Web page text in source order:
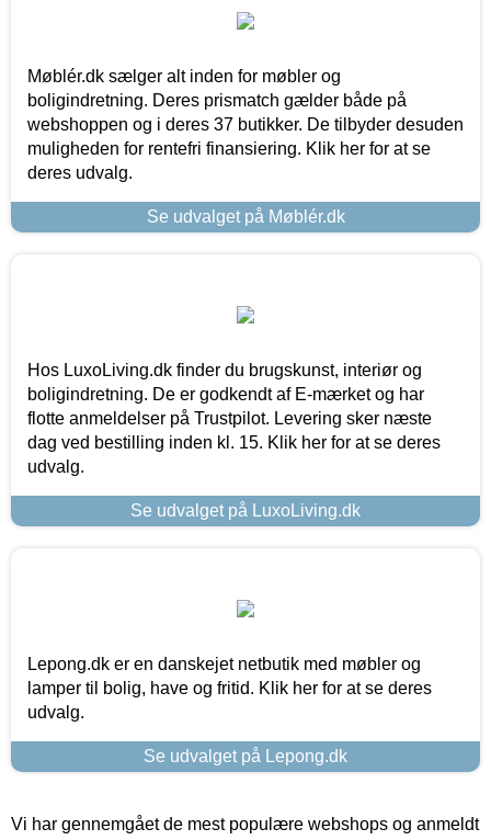
Møblér.dk sælger alt inden for møbler og
boligindretning. Deres prismatch gælder både på
webshoppen og i deres 37 butikker. De tilbyder desuden
muligheden for rentefri finansiering. Klik her for at se
deres udvalg.
Se udvalget på Møblér.dk
Hos LuxoLiving.dk finder du brugskunst, interiør og
boligindretning. De er godkendt af E-mærket og har
flotte anmeldelser på Trustpilot. Levering sker næste
dag ved bestilling inden kl. 15. Klik her for at se deres
udvalg.
Se udvalget på LuxoLiving.dk
Lepong.dk er en danskejet netbutik med møbler og
lamper til bolig, have og fritid. Klik her for at se deres
udvalg.
Se udvalget på Lepong.dk
Vi har gennemgået de mest populære webshops og anmeldt